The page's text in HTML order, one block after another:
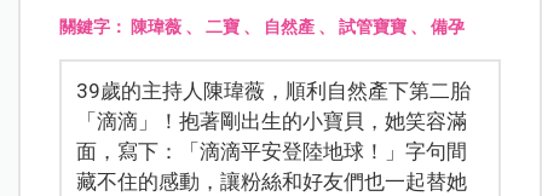
關鍵字： 陳瑋薇 、二寶 、 自然產 、試管寶寶 、備孕
39歲的主持人陳瑋薇，順利自然產下第二胎
「滴滴」！抱著剛出生的小寶貝，她笑容滿
面，寫下：「滴滴平安登陸地球！」字句間
藏不住的感動，讓粉絲和好友們也一起替她